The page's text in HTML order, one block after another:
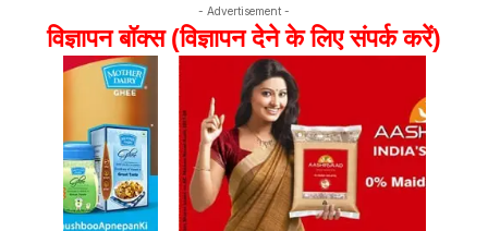
- Advertisement -
विज्ञापन बॉक्स (विज्ञापन देने के लिए संपर्क करें)